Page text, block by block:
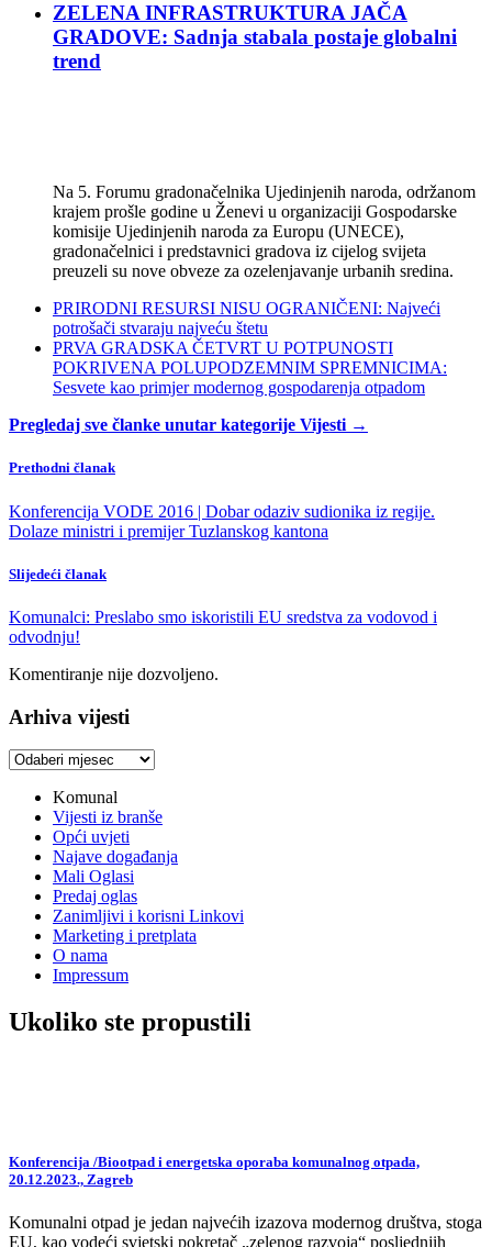
ZELENA INFRASTRUKTURA JAČA
GRADOVE: Sadnja stabala postaje globalni
trend
Na 5. Forumu gradonačelnika Ujedinjenih naroda, održanom
krajem prošle godine u Ženevi u organizaciji Gospodarske
komisije Ujedinjenih naroda za Europu (UNECE),
gradonačelnici i predstavnici gradova iz cijelog svijeta
preuzeli su nove obveze za ozelenjavanje urbanih sredina.
PRIRODNI RESURSI NISU OGRANIČENI: Najveći
potrošači stvaraju najveću štetu
PRVA GRADSKA ČETVRT U POTPUNOSTI
POKRIVENA POLUPODZEMNIM SPREMNICIMA:
Sesvete kao primjer modernog gospodarenja otpadom
Pregledaj sve članke unutar kategorije Vijesti →
Prethodni članak
Konferencija VODE 2016 | Dobar odaziv sudionika iz regije.
Dolaze ministri i premijer Tuzlanskog kantona
Slijedeći članak
Komunalci: Preslabo smo iskoristili EU sredstva za vodovod i
odvodnju!
Komentiranje nije dozvoljeno.
Arhiva vijesti
Arhiva
Komunal
Vijesti iz branše
Opći uvjeti
Najave događanja
Mali Oglasi
Predaj oglas
Zanimljivi i korisni Linkovi
Marketing i pretplata
O nama
Impressum
Ukoliko ste propustili
Konferencija /Biootpad i energetska oporaba komunalnog otpada,
20.12.2023., Zagreb
Komunalni otpad je jedan najvećih izazova modernog društva, stoga
EU, kao vodeći svjetski pokretač „zelenog razvoja“ posljednjih